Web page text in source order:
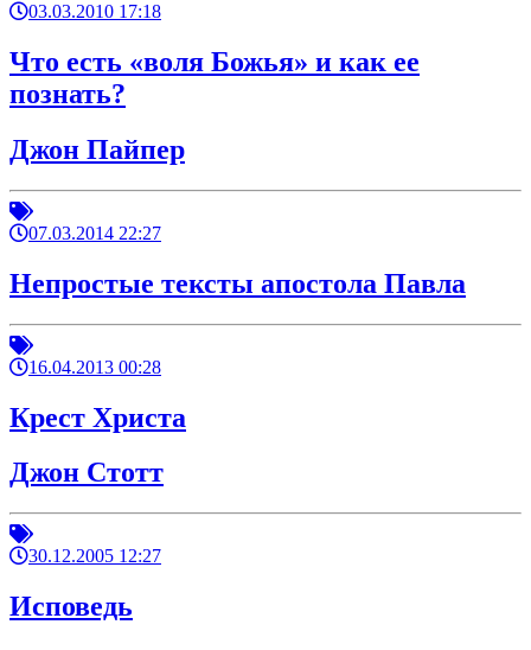
03.03.2010 17:18
Что есть «воля Божья» и как ее
познать?
Джон Пайпер
07.03.2014 22:27
Непростые тексты апостола Павла
16.04.2013 00:28
Крест Христа
Джон Стотт
30.12.2005 12:27
Исповедь